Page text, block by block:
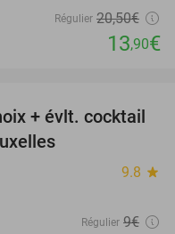
Régulier 20,50€
13,90€
46%
+ évlt. cocktail
9.8 star
Régulier 9€